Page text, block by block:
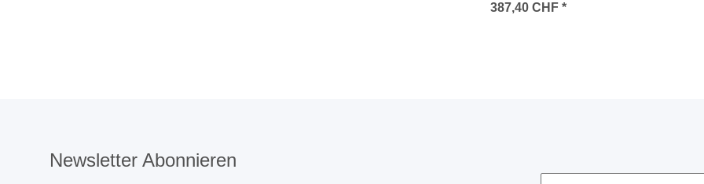
387,40 CHF *
Newsletter Abonnieren